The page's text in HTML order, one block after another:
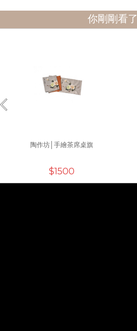
你剛剛看了
陶作坊│手繪茶席桌旗
$1500